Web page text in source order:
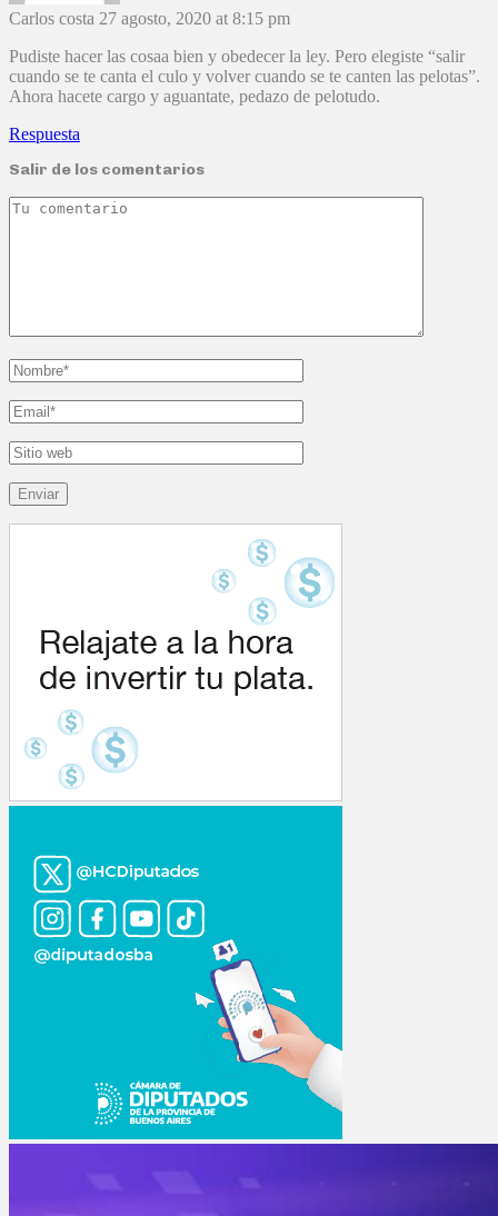
Carlos costa 27 agosto, 2020 at 8:15 pm
Pudiste hacer las cosaa bien y obedecer la ley. Pero elegiste “salir
cuando se te canta el culo y volver cuando se te canten las pelotas”.
Ahora hacete cargo y aguantate, pedazo de pelotudo.
Respuesta
Salir de los comentarios